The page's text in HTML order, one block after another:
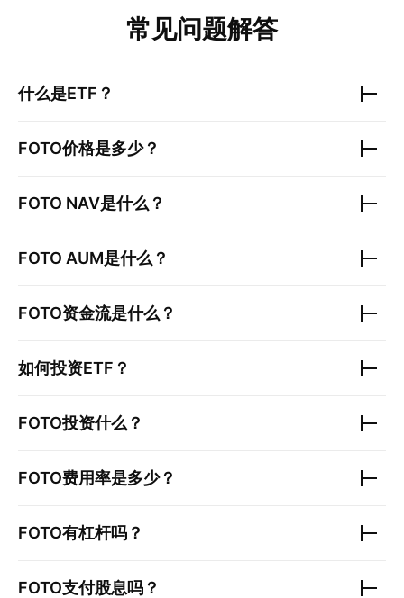
常见问题解答
什么是ETF？
FOTO价格是多少？
FOTO NAV是什么？
FOTO AUM是什么？
FOTO资金流是什么？
如何投资ETF？
FOTO投资什么？
FOTO费用率是多少？
FOTO有杠杆吗？
FOTO支付股息吗？